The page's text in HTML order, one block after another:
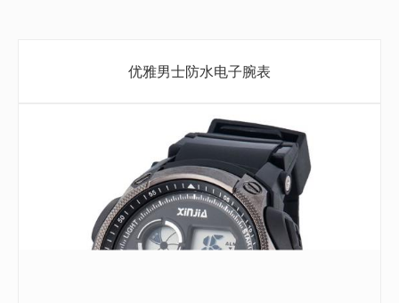
优雅男士防水电子腕表